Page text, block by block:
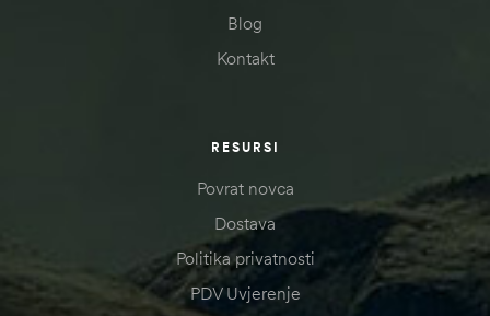
Blog
Kontakt
RESURSI
Povrat novca
Dostava
Politika privatnosti
PDV Uvjerenje